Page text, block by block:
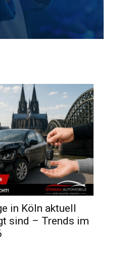
in Köln aktuell
sind – Trends im